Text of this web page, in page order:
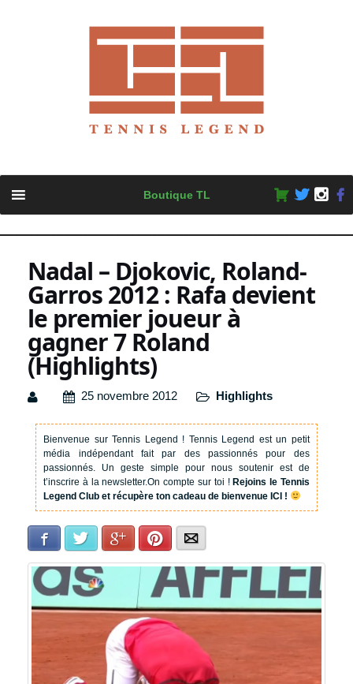
content
Boutique TL
Nadal – Djokovic, Roland-
Garros 2012 : Rafa devient
le premier joueur à
gagner 7 Roland
(Highlights)
25 novembre 2012 Highlights
Bienvenue sur Tennis Legend ! Tennis Legend est un petit
média indépendant fait par des passionnés pour des
passionnés. Un geste simple pour nous soutenir est de
t’inscrire à la newsletter.On compte sur toi !Rejoins le Tennis
Legend Club et récupère ton cadeau de bienvenue ICI !
Facebook Twitter Google+Pinterest